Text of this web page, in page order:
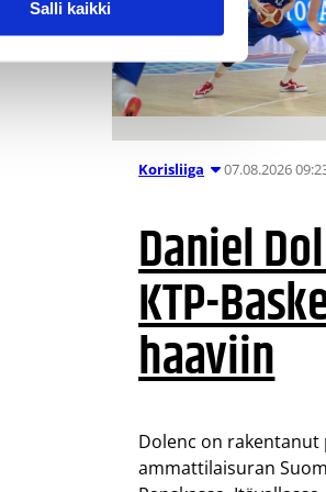
Salli kaikki
Korisliiga 07.08.2026
Daniel
KTP-
haaviin
Dolenc on rakentanut
ammattilaisuran